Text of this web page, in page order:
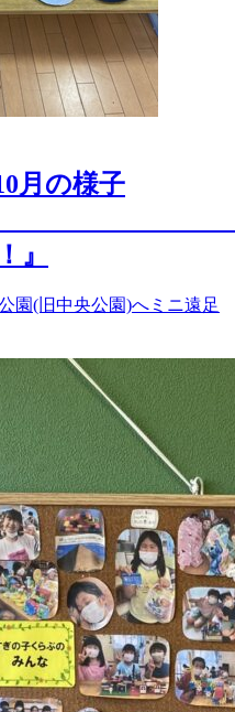
月の様子
』
園(旧中央公園)へミニ遠足